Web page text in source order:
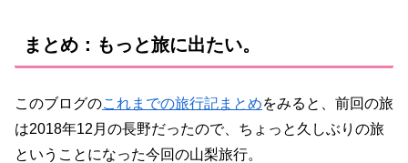
まとめ：もっと旅に出たい。
このブログのこれまでの旅行記まとめをみると、前回の旅
は2018年12月の長野だったので、ちょっと久しぶりの旅
ということになった今回の山梨旅行。